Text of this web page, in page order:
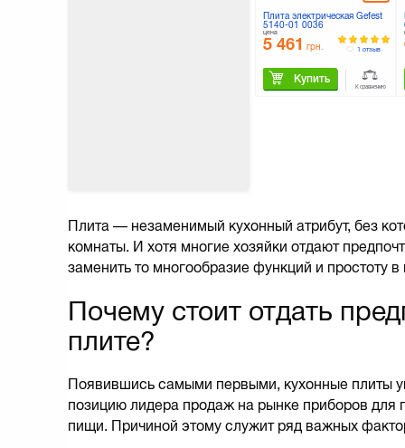
Плита электрическая Gefest
5140-01 0036
цена
5 461 грн.
Купить
1 отзыв
К сравнению
Плита — незаменимый кухонный атрибут, без
комнаты. И хотя многие хозяйки отдают
заменить то многообразие функций и простоту
Почему стоит отдать
плите?
Появившись самыми первыми, кухонные плиты
позицию лидера продаж на рынке приборов для
пищи. Причиной этому служит ряд важных